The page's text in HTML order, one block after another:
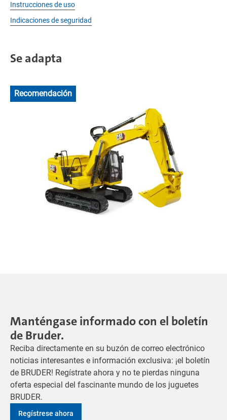
Instrucciones de uso
Indicaciones de seguridad
Se adapta
Recomendación
Manténgase informado con el boletín
de Bruder.
Reciba directamente en su buzón de correo electrónico
noticias interesantes e información exclusiva: ¡el boletín
de BRUDER! Regístrate ahora y no te pierdas ninguna
oferta especial del fascinante mundo de los juguetes
BRUDER.
Regístrese ahora